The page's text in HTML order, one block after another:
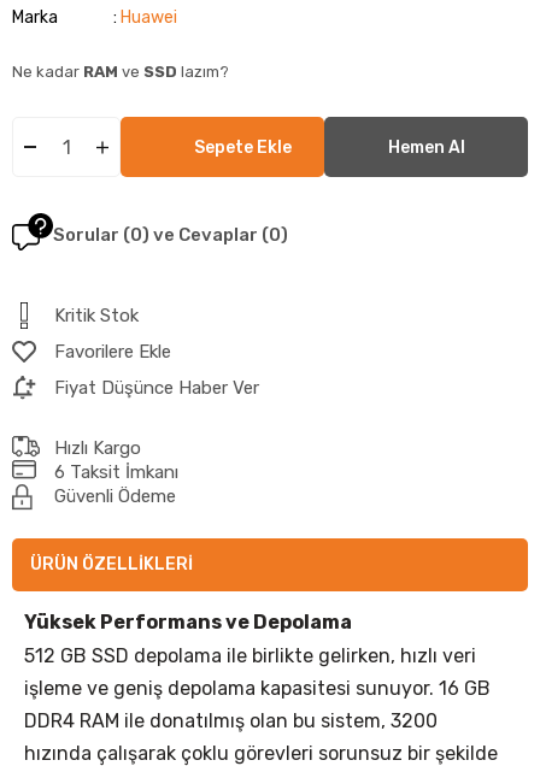
Marka
: Huawei
Ne kadar RAM ve SSD lazım?
Sorular (0) ve Cevaplar (0)
Kritik Stok
Favorilere Ekle
Fiyat Düşünce Haber Ver
Hızlı Kargo
6 Taksit İmkanı
Güvenli Ödeme
ÜRÜN ÖZELLIKLERI
Yüksek Performans ve Depolama
512 GB SSD depolama ile birlikte gelirken, hızlı veri
işleme ve geniş depolama kapasitesi sunuyor. 16 GB
DDR4 RAM ile donatılmış olan bu sistem, 3200
hızında çalışarak çoklu görevleri sorunsuz bir şekilde